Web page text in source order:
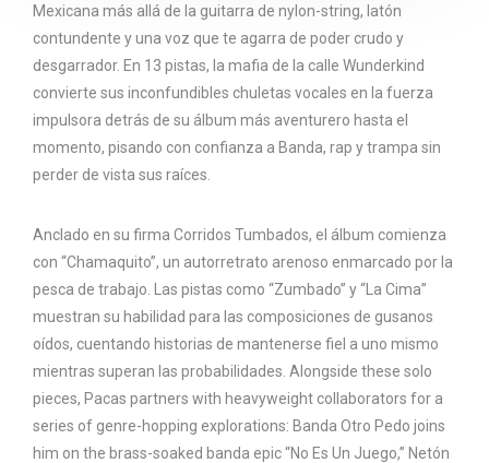
Mexicana más allá de la guitarra de nylon-string, latón
contundente y una voz que te agarra de poder crudo y
desgarrador. En 13 pistas, la mafia de la calle Wunderkind
convierte sus inconfundibles chuletas vocales en la fuerza
impulsora detrás de su álbum más aventurero hasta el
momento, pisando con confianza a Banda, rap y trampa sin
perder de vista sus raíces.
Anclado en su firma Corridos Tumbados, el álbum comienza
con “Chamaquito”, un autorretrato arenoso enmarcado por la
pesca de trabajo. Las pistas como “Zumbado” y “La Cima”
muestran su habilidad para las composiciones de gusanos
oídos, cuentando historias de mantenerse fiel a uno mismo
mientras superan las probabilidades. Alongside these solo
pieces, Pacas partners with heavyweight collaborators for a
series of genre-hopping explorations: Banda Otro Pedo joins
him on the brass-soaked banda epic “No Es Un Juego,” Netón